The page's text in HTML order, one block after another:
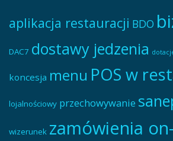
aplikacja restauracji BDO
DAC7 dostawy jedzenia
koncesja menu POS w
lojalnościowy przechowywanie
wizerunek zamówienia